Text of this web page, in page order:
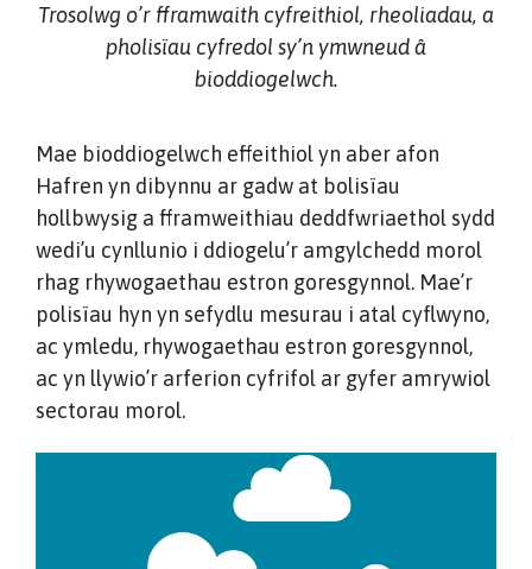
Trosolwg o’r fframwaith cyfreithiol, rheoliadau, a
pholisïau cyfredol sy’n ymwneud â
bioddiogelwch.
Mae bioddiogelwch effeithiol yn aber afon
Hafren yn dibynnu ar gadw at bolisïau
hollbwysig a fframweithiau deddfwriaethol sydd
wedi’u cynllunio i ddiogelu’r amgylchedd morol
rhag rhywogaethau estron goresgynnol. Mae’r
polisïau hyn yn sefydlu mesurau i atal cyflwyno,
ac ymledu, rhywogaethau estron goresgynnol,
ac yn llywio’r arferion cyfrifol ar gyfer amrywiol
sectorau morol.